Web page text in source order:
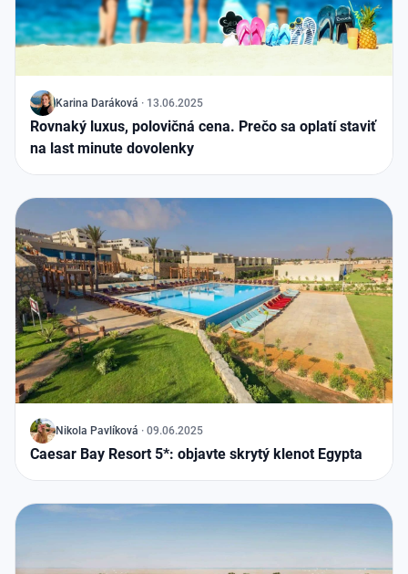
J Karina Daráková · 13.06.2025
Rovnaký luxus, polovičná cena. Prečo sa oplatí staviť
na last minute dovolenky
J Nikola Pavlíková · 09.06.2025
Caesar Bay Resort 5*: objavte skrytý klenot Egypta